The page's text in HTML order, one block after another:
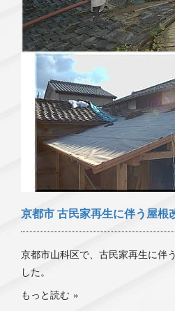
京都市 古民家再生に伴う屋根
京都市山科区で、古民家再生に伴
した。
もっと読む